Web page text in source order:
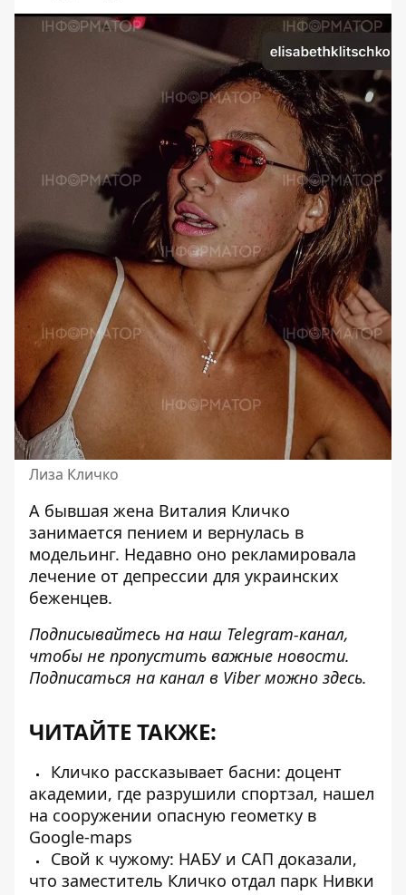
Лиза Кличко
А бывшая жена Виталия Кличко
занимается пением и вернулась в
модельинг. Недавно оно рекламировала
лечение от депрессии для украинских
беженцев.
Подписывайтесь на наш Telegram-канал,
чтобы не пропустить важные новости.
Подписаться на канал в Viber можно здесь.
ЧИТАЙТЕ ТАКЖЕ:
Кличко рассказывает басни: доцент
академии, где разрушили спортзал, нашел
на сооружении опасную геометку в
Google-maps
Свой к чужому: НАБУ и САП доказали,
что заместитель Кличко отдал парк Нивки